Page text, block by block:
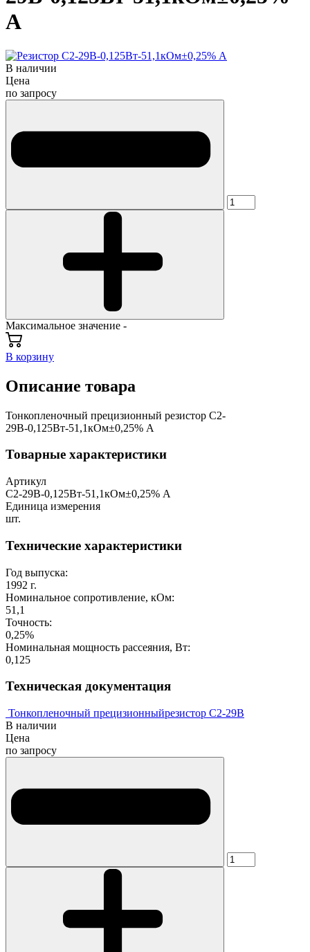
А
В наличии
Цена
по запросу
Максимальное значение -
В корзину
Описание товара
Тонкопленочный прецизионный резистор С2-
29В-0,125Вт-51,1кОм±0,25% А
Товарные характеристики
Артикул
С2-29В-0,125Вт-51,1кОм±0,25% А
Единица измерения
шт.
Технические характеристики
Год выпуска:
1992 г.
Номинальное сопротивление, кОм:
51,1
Точность:
0,25%
Номинальная мощность рассеяния, Вт:
0,125
Техническая документация
Тонкопленочный прецизионныйрезистор С2-29В
В наличии
Цена
по запросу